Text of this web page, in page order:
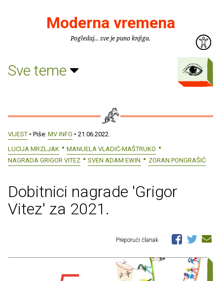
Moderna vremena
Pogledaj... sve je puno knjiga.
Sve teme
VIJEST • Piše: MV INFO • 21.06.2022.
LUCIJA MRZLJAK
MANUELA VLADIĆ-MAŠTRUKO
NAGRADA GRIGOR VITEZ
SVEN ADAM EWIN ZORAN PONGRAŠIĆ
Dobitnici nagrade 'Grigor
Vitez' za 2021.
Preporuči članak